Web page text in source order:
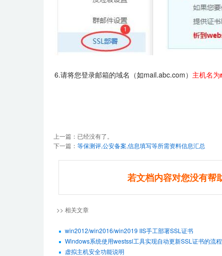
6.请将您登录邮箱的域名（如mail.abc.com） 主机名为
上一篇：已经没有了。
下一篇： 等保测评,公安备案,信息填写等所需资料信息汇总
若文档内容对您没有帮
>> 相关文章
win2012/win2016/win2019 IIS手工部署SSL证书
Windows系统使用westssl工具实现自动更新SSL证书的流程
虚拟主机安全功能说明